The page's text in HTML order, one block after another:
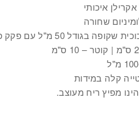
איכותי
שחורה
בגודל 50 מ"ל עם פקק פלסטיק שחור
קלה במידות
מפיץ ריח מעוצב.